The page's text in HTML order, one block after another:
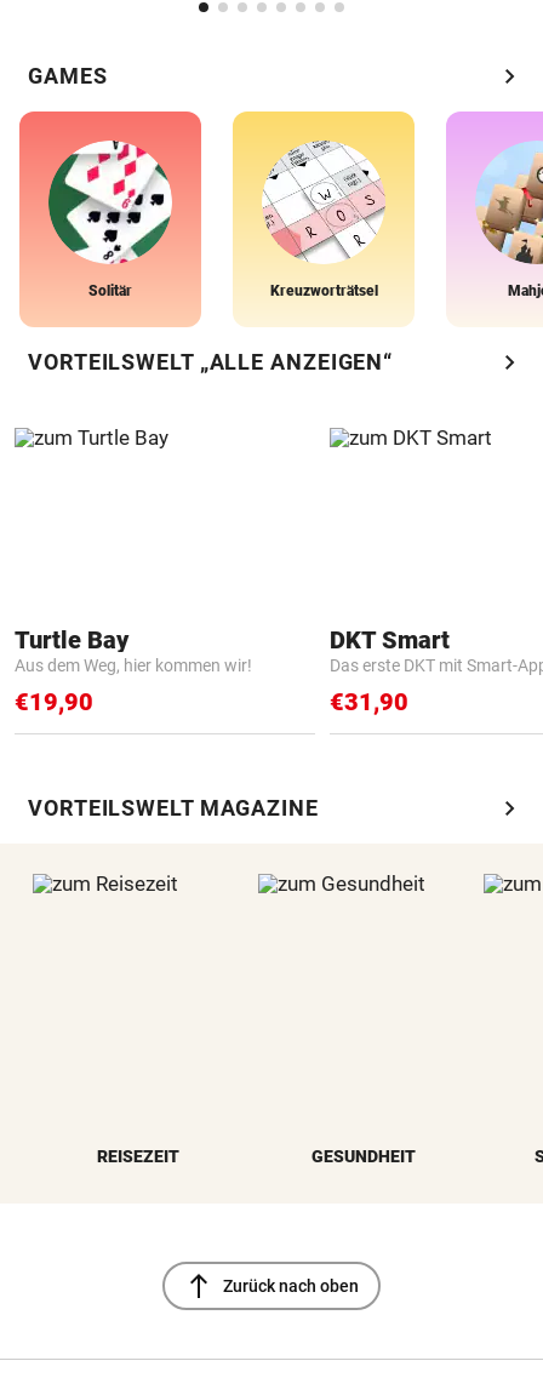
GAMES chevron_right
Solitär Kreuzworträtsel
VORTEILSWELT „ALLE ANZEIGEN“ chevron_right
Turtle Bay
Aus dem Weg, hier kommen wir!
€19,90
DKT Smart
Das erste DKT mit Smart-
€31,90
VORTEILSWELT MAGAZINE chevron_right
REISEZEIT GESUNDHEIT
north Zurück nach oben